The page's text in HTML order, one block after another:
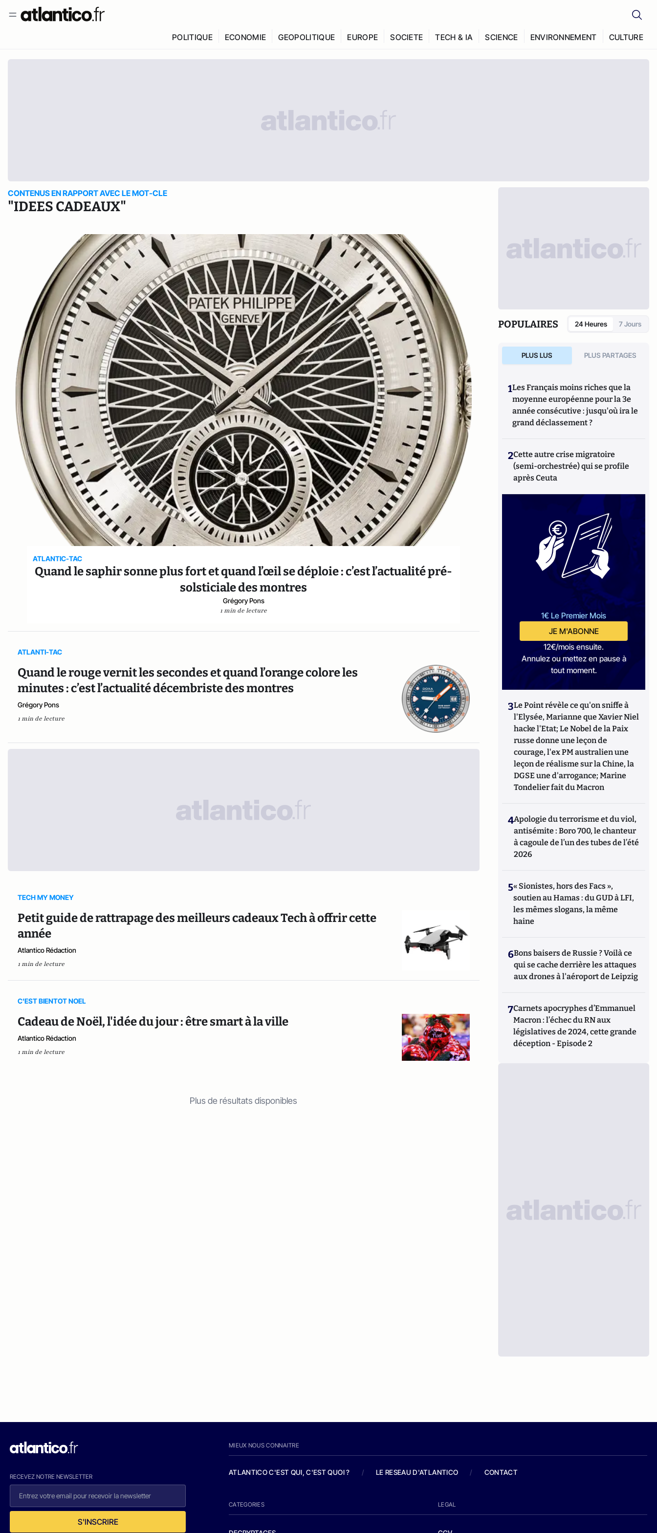
POLITIQUE ECONOMIE GEOPOLITIQUE EUROPE SOCIETE TECH & IA SCIENCE ENVIRONNEMENT CULTURE
CONTENUS EN RAPPORT AVEC LE MOT-CLE
"IDEES CADEAUX"
ATLANTIC-TAC
Quand le saphir sonne plus fort et quand l’œil se déploie : c’est l’actualité pré-
solsticiale des montres
Grégory Pons
1 min de lecture
ATLANTI-TAC
Quand le rouge vernit les secondes et quand l’orange colore les
minutes : c’est l’actualité décembriste des montres
Grégory Pons
1 min de lecture
TECH MY MONEY
Petit guide de rattrapage des meilleurs cadeaux Tech à offrir cette
année
Atlantico Rédaction
1 min de lecture
C'EST BIENTOT NOEL
Cadeau de Noël, l'idée du jour : être smart à la ville
Atlantico Rédaction
1 min de lecture
Plus de résultats disponibles
POPULAIRES 24 Heures 7 Jours
PLUS LUS PLUS PARTAGES
1Les Français moins riches que la
moyenne européenne pour la 3e
année consécutive : jusqu'où ira le
grand déclassement ?
2Cette autre crise migratoire
(semi-orchestrée) qui se profile
après Ceuta
1€ Le Premier Mois
JE M'ABONNE
12€/mois ensuite.
Annulez ou mettez en pause à
tout moment.
3Le Point révèle ce qu'on sniffe à
l'Elysée, Marianne que Xavier Niel
hacke l'Etat; Le Nobel de la Paix
russe donne une leçon de
courage, l'ex PM australien une
leçon de réalisme sur la Chine, la
DGSE une d'arrogance; Marine
Tondelier fait du Macron
4Apologie du terrorisme et du viol,
antisémite : Boro 700, le chanteur
à cagoule de l’un des tubes de l’été
2026
5« Sionistes, hors des Facs »,
soutien au Hamas : du GUD à LFI,
les mêmes slogans, la même
haine
6Bons baisers de Russie ? Voilà ce
qui se cache derrière les attaques
aux drones à l'aéroport de Leipzig
7Carnets apocryphes d’Emmanuel
Macron : l’échec du RN aux
législatives de 2024, cette grande
déception - Episode 2
RECEVEZ NOTRE NEWSLETTER
S'INSCRIRE
MIEUX NOUS CONNAITRE
ATLANTICO C'EST QUI, C'EST QUOI ? / LE RESEAU D'ATLANTICO / CONTACT
CATEGORIES LEGAL